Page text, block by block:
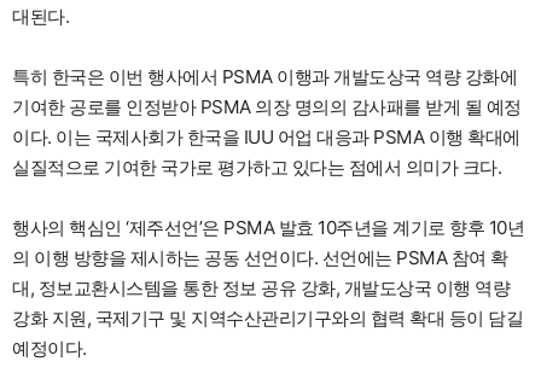
대된다.
특히 한국은 이번 행사에서 PSMA 이행과 개발도상국 역량 강화에
기여한 공로를 인정받아 PSMA 의장 명의의 감사패를 받게 될 예정
이다. 이는 국제사회가 한국을 IUU 어업 대응과 PSMA 이행 확대에
실질적으로 기여한 국가로 평가하고 있다는 점에서 의미가 크다.
행사의 핵심인 ‘제주선언’은 PSMA 발효 10주년을 계기로 향후 10년
의 이행 방향을 제시하는 공동 선언이다. 선언에는 PSMA 참여 확
대, 정보교환시스템을 통한 정보 공유 강화, 개발도상국 이행 역량
강화 지원, 국제기구 및 지역수산관리기구와의 협력 확대 등이 담길
예정이다.